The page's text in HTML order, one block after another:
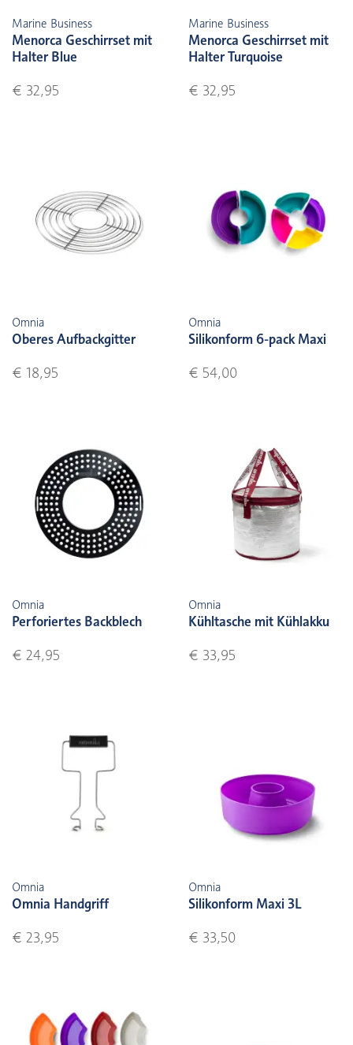
Marine Business
Menorca Geschirrset mit
Halter Blue
€ 32,95
Marine Business
Menorca Geschirrset mit
Halter Turquoise
€ 32,95
Omnia
Oberes Aufbackgitter
€ 18,95
Omnia
Silikonform 6-pack Maxi
€ 54,00
Omnia
Perforiertes Backblech
€ 24,95
Omnia
Kühltasche mit Kühlakku
€ 33,95
Omnia
Omnia Handgriff
€ 23,95
Omnia
Silikonform Maxi 3L
€ 33,50